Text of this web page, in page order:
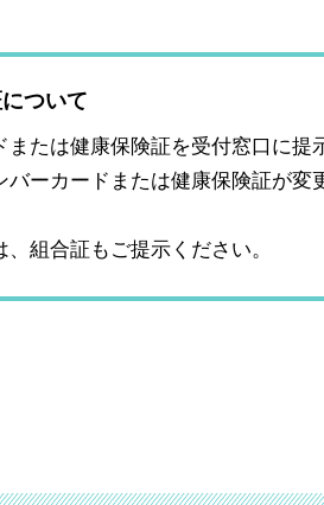
ついて
たは健康保険証を受付窓口に提
バーカードまたは健康保険証が
組合証もご提示ください。